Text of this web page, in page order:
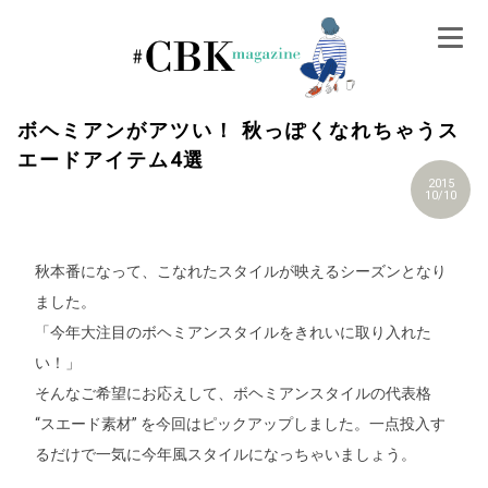
ボヘミアンがアツい！ 秋っぽくなれちゃうス
エードアイテム4選
2015
10/10
秋本番になって、こなれたスタイルが映えるシーズンとなり
ました。
「今年大注目のボヘミアンスタイルをきれいに取り入れた
い！」
そんなご希望にお応えして、ボヘミアンスタイルの代表格
“スエード素材” を今回はピックアップしました。一点投入す
るだけで一気に今年風スタイルになっちゃいましょう。